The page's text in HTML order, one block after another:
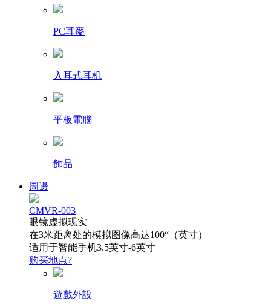
PC耳麥
入耳式耳机
平板電腦
飾品
周邊
CMVR-003
眼镜虚拟现实
在3米距离处的模拟图像高达100“（英寸）
适用于智能手机3.5英寸-6英寸
购买地点?
遊戲外設